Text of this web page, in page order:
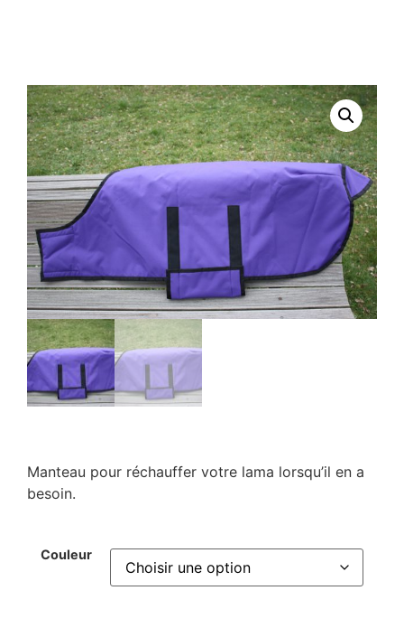
Manteau pour réchauffer votre lama lorsqu’il en a
besoin.
Couleur